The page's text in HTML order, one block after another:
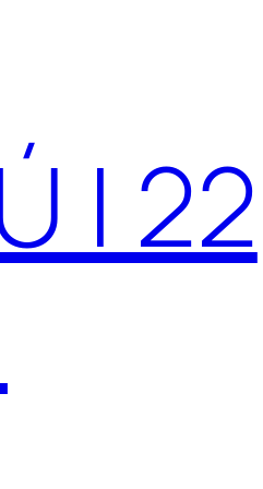
| 22